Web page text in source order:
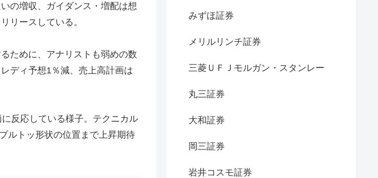
の増収、ガイダンス・増配は想
リースしている。
ために、アナリストも弱めの数
ディ予想1％減、売上高計画は
反応している様子。テクニカル
ルトッ形状の位置まで上昇期待
みずほ証券
メリルリンチ証券
三菱ＵＦＪモルガン・スタンレー
丸三証券
大和証券
岡三証券
岩井コスモ証券